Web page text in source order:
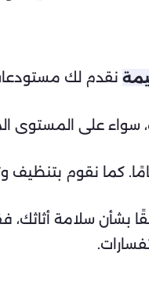
نقدم لك
سواء على المستوى
كما نقوم بتنظيف
بشأن سلامة